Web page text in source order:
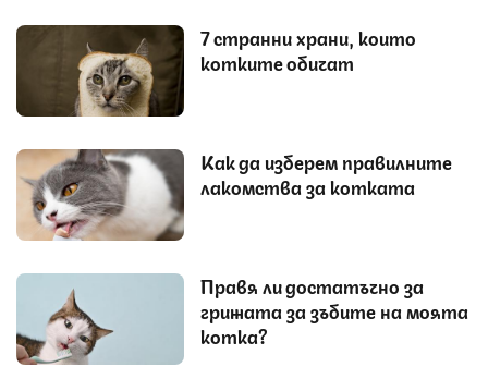
7 странни храни, които
котките обичат
Как да изберем правилните
лакомства за котката
Правя ли достатъчно за
грижата за зъбите на моята
котка?